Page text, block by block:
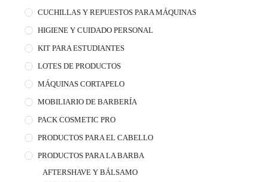
CUCHILLAS Y REPUESTOS PARA MÁQUINAS
HIGIENE Y CUIDADO PERSONAL
KIT PARA ESTUDIANTES
LOTES DE PRODUCTOS
MÁQUINAS CORTAPELO
MOBILIARIO DE BARBERÍA
PACK COSMETIC PRO
PRODUCTOS PARA EL CABELLO
PRODUCTOS PARA LA BARBA
AFTERSHAVE Y BÁLSAMO